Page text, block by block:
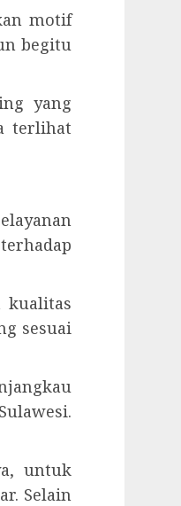
motif
begitu
yang
terlihat
kualitas
sesuai
untuk
Selain